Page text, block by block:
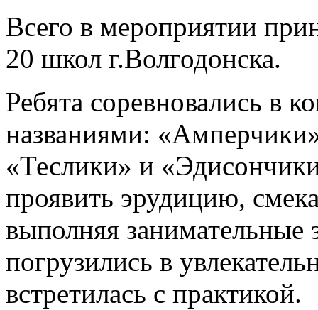
Всего в мероприятии
20 школ г.Волгодонска.
Ребята соревновались в
названиями:
«Теслики» и
проявить эрудицию,
выполняя
погрузились в
встретилась с практикой.